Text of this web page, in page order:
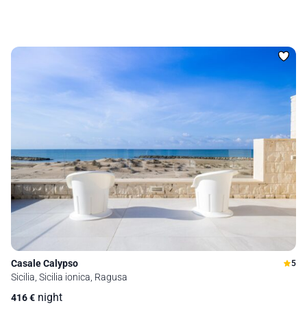
Casale Calypso 5
Sicilia, Sicilia ionica, Ragusa
416€ night